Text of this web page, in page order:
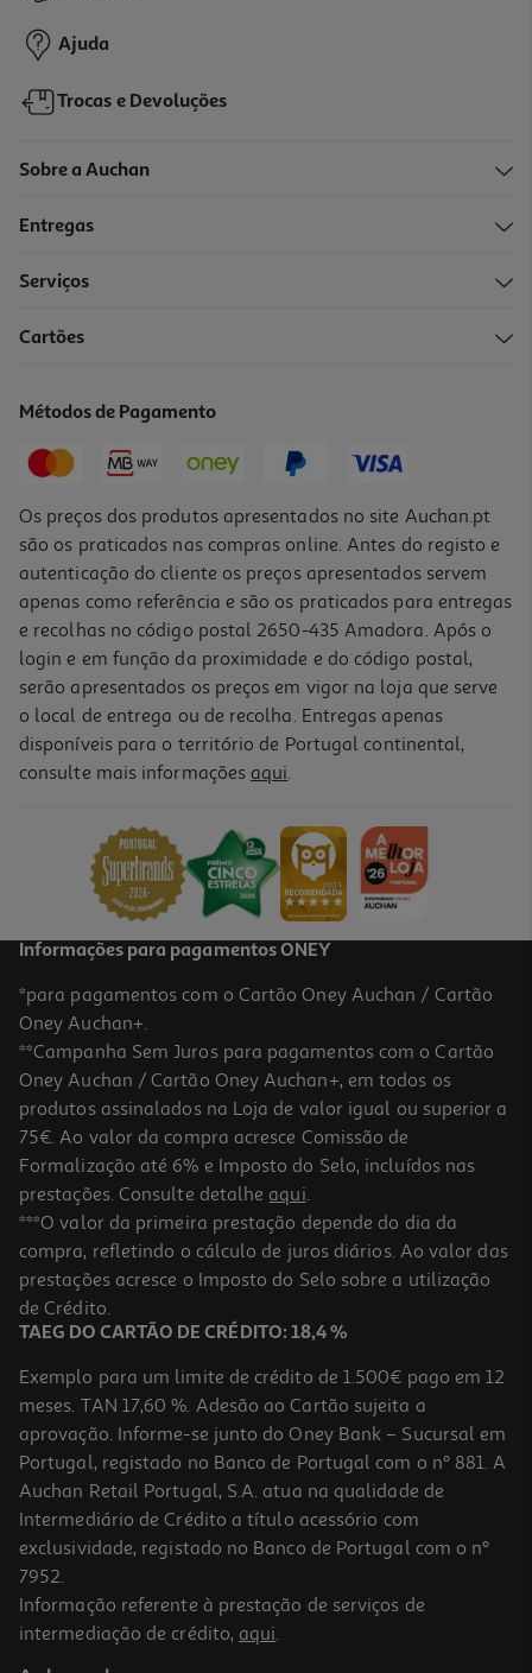
2,19 €
Tinta Acrílica Auchan Rosa 120ml
Tinta Acrílica Auchan Vermelha 120ml
2.19 €/un
2,19 €
Tinta Acrílica Auchan Castanho 120ml
Ajuda
Trocas e Devoluções
Sobre a Auchan
Entregas
Serviços
Cartões
Métodos de Pagamento
Os preços dos produtos apresentados no site Auchan.pt
são os praticados nas compras online. Antes do registo e
autenticação do cliente os preços apresentados servem
apenas como referência e são os praticados para entregas
e recolhas no código postal 2650-435 Amadora. Após o
login e em função da proximidade e do código postal,
serão apresentados os preços em vigor na loja que serve
o local de entrega ou de recolha. Entregas apenas
disponíveis para o território de Portugal continental,
consulte mais informações aqui.
Informações para pagamentos ONEY
*para pagamentos com o Cartão Oney Auchan / Cartão
Oney Auchan+.
**Campanha Sem Juros para pagamentos com o Cartão
Oney Auchan / Cartão Oney Auchan+, em todos os
produtos assinalados na Loja de valor igual ou superior a
75€. Ao valor da compra acresce Comissão de
Formalização até 6% e Imposto do Selo, incluídos nas
prestações. Consulte detalhe aqui.
***O valor da primeira prestação depende do dia da
compra, refletindo o cálculo de juros diários. Ao valor das
prestações acresce o Imposto do Selo sobre a utilização
de Crédito.
TAEG DO CARTÃO DE CRÉDITO: 18,4 %
Exemplo para um limite de crédito de 1.500€ pago em 12
meses. TAN 17,60 %. Adesão ao Cartão sujeita a
aprovação. Informe-se junto do Oney Bank – Sucursal em
Portugal, registado no Banco de Portugal com o nº 881. A
Auchan Retail Portugal, S.A. atua na qualidade de
Intermediário de Crédito a título acessório com
exclusividade, registado no Banco de Portugal com o nº
7952.
Informação referente à prestação de serviços de
intermediação de crédito, aqui.